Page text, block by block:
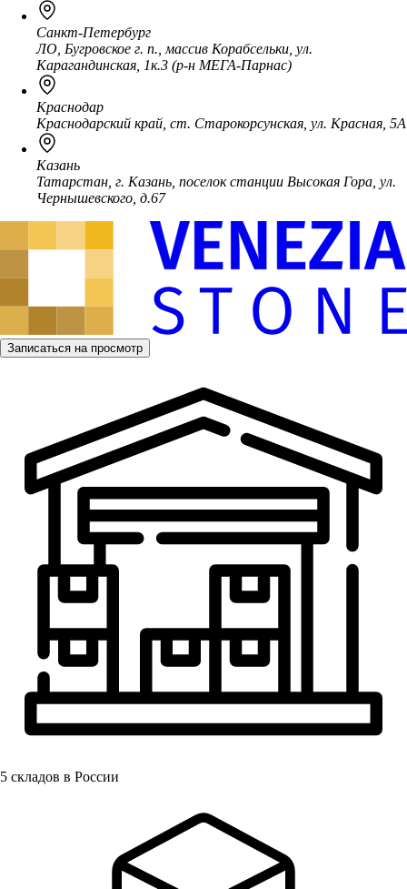
Санкт-Петербург
ЛО, Бугровское г. п., массив Корабсельки, ул.
Карагандинская, 1к.3 (р-н МЕГА-Парнас)
Краснодар
Краснодарский край, ст. Старокорсунская, ул. Красная, 5А
Казань
Татарстан, г. Казань, поселок станции Высокая Гора, ул.
Чернышевского, д.67
Записаться на просмотр
5 складов в России